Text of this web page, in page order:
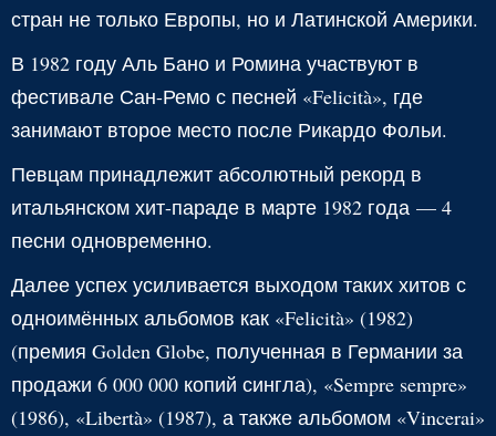
стран не только Европы, но и Латинской Америки.
В 1982 году Аль Бано и Ромина участвуют в
фестивале Сан-Ремо с песней «Felicità», где
занимают второе место после Рикардо Фольи.
Певцам принадлежит абсолютный рекорд в
итальянском хит-параде в марте 1982 года — 4
песни одновременно.
Далее успех усиливается выходом таких хитов с
одноимённых альбомов как «Felicità» (1982)
(премия Golden Globe, полученная в Германии за
продажи 6 000 000 копий сингла), «Sempre sempre»
(1986), «Libertà» (1987), а также альбомом «Vincerai»